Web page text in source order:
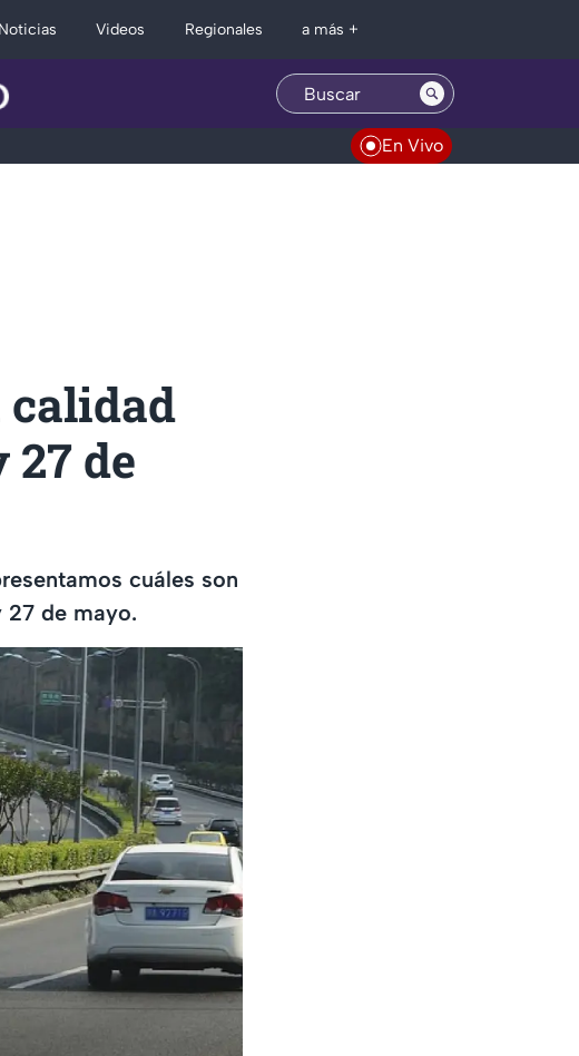
Videos Regionales a más +
En Vivo
calidad
de
cuáles son
27 de mayo.